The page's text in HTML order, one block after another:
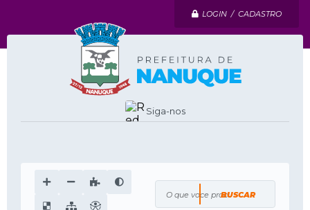
LOGIN / CADASTRO
Siga-nos
O que voce procura?